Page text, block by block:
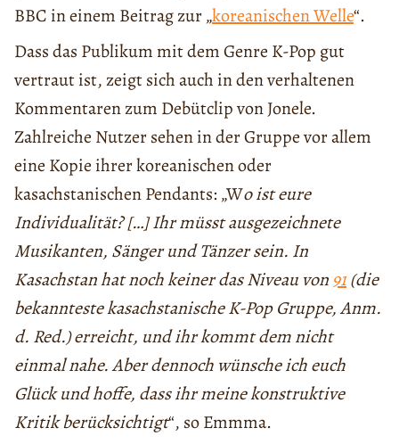
BBC in einem Beitrag zur „koreanischen Welle“.
Dass das Publikum mit dem Genre K-Pop gut
vertraut ist, zeigt sich auch in den verhaltenen
Kommentaren zum Debütclip von Jonele.
Zahlreiche Nutzer sehen in der Gruppe vor allem
eine Kopie ihrer koreanischen oder
kasachstanischen Pendants: „Wo ist eure
Individualität? […] Ihr müsst ausgezeichnete
Musikanten, Sänger und Tänzer sein. In
Kasachstan hat noch keiner das Niveau von 91(die
bekannteste kasachstanische K-Pop Gruppe, Anm.
d. Red.) erreicht, und ihr kommt dem nicht
einmal nahe. Aber dennoch wünsche ich euch
Glück und hoffe, dass ihr meine konstruktive
Kritik berücksichtigt“, so Emmma.